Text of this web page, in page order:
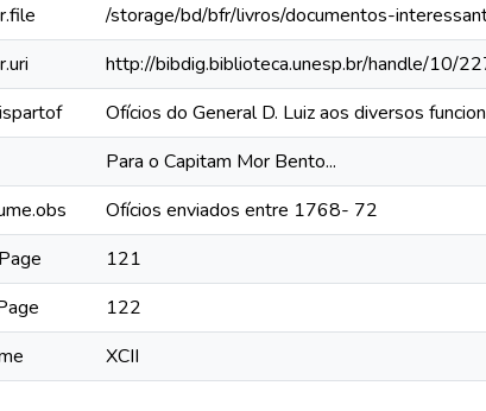
/storage/bd/bfr/livros/documentos-
http://bibdig.biblioteca.unesp.br/handle/10/
Ofícios do General D. Luiz aos diversos
Para o Capitam Mor Bento...
Ofícios enviados entre 1768- 72
121
122
XCII